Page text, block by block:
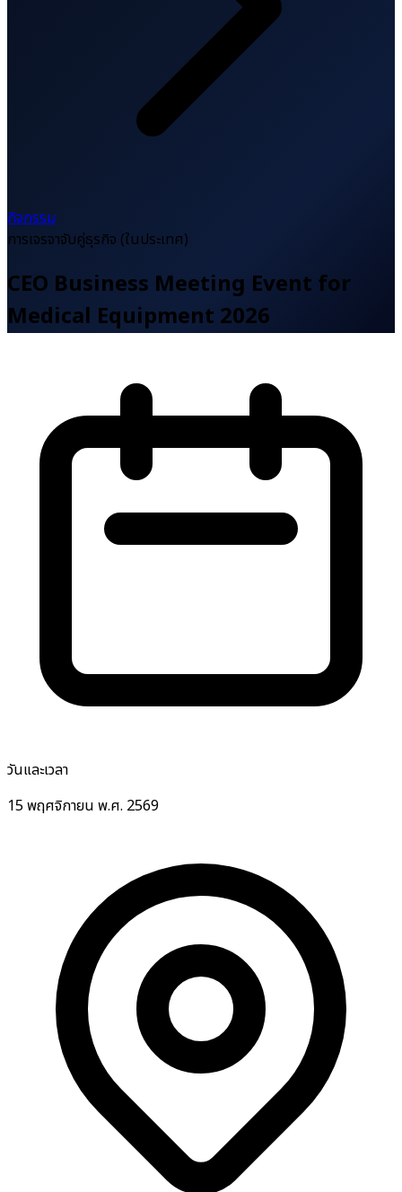
กิจกรรม
การเจรจาจับคู่ธุรกิจ (ในประเทศ)
CEO Business Meeting Event for
Medical Equipment 2026
วันและเวลา
15 พฤศจิกายน พ.ศ. 2569